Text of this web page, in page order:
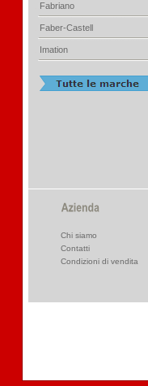
Fabriano
Faber-Castell
Imation
Chi siamo
Contatti
Condizioni di vendita